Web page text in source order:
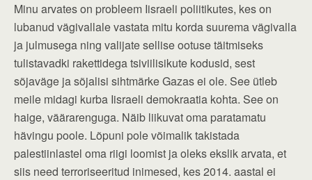
Minu arvates on probleem Iisraeli poliitikutes, kes on
lubanud vägivallale vastata mitu korda suurema vägivalla
ja julmusega ning valijate sellise ootuse täitmiseks
tulistavadki rakettidega tsiviilisikute kodusid, sest
sõjaväge ja sõjalisi sihtmärke Gazas ei ole. See ütleb
meile midagi kurba Iisraeli demokraatia kohta. See on
haige, väärarenguga. Näib liikuvat oma paratamatu
hävingu poole. Lõpuni pole võimalik takistada
palestiinlastel oma riigi loomist ja oleks ekslik arvata, et
siis need terroriseeritud inimesed, kes 2014. aastal ei